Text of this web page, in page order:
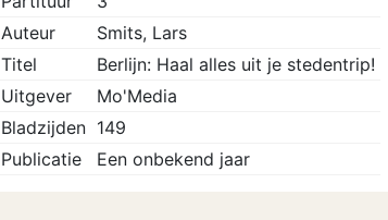
Auteur
Smits, Lars
Titel
Berlijn: Haal alles uit je stedentrip!
Uitgever
Mo'Media
Bladzijden 149
Publicatie
Een onbekend jaar